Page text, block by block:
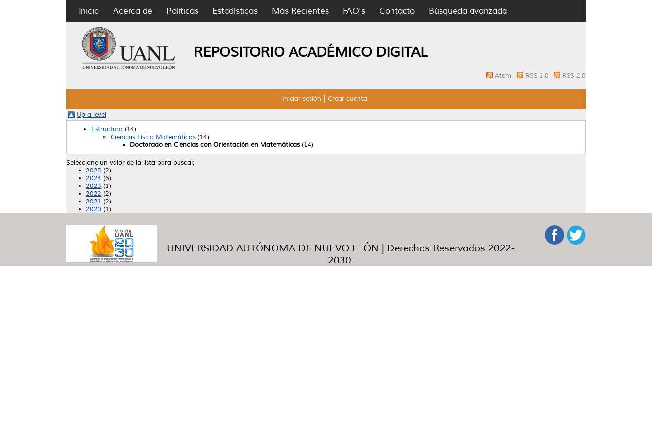
Inicio Acerca de Políticas Estadísticas Más Recientes FAQ's Contacto Búsqueda avanzada
REPOSITORIO ACADÉMICO DIGITAL
Atom RSS 1.0 RSS 2.0
Iniciar sesión Crear cuenta
Up a level
Estructura (14)
Ciencias Físico Matemáticas (14)
Doctorado en Ciencias con Orientación en Matemáticas(14)
Seleccione un valor de la lista para buscar.
2025 (2)
2024 (6)
2023 (1)
2022 (2)
2021 (2)
2020 (1)
UNIVERSIDAD AUTÓNOMA DE NUEVO LEÓN | Derechos Reservados 2022-
2030.